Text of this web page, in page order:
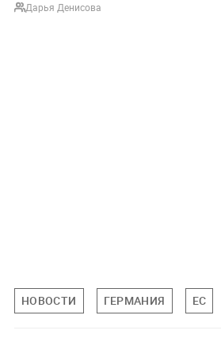
Дарья Денисова
НОВОСТИ ГЕРМАНИЯ ЕС